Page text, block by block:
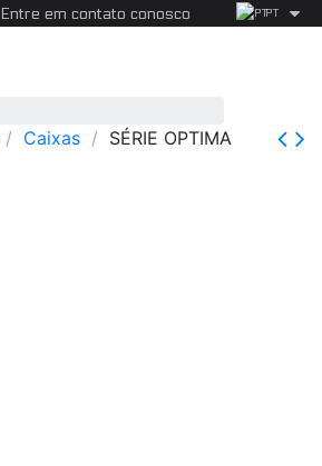
Entre em contato conosco PT
Caixas SÉRIE OPTIMA